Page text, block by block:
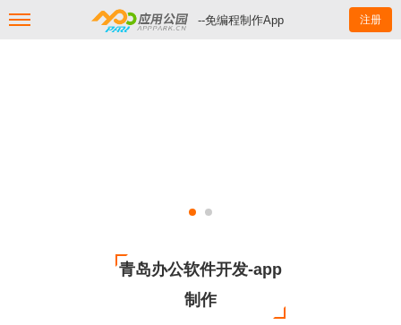
--免编程制作App 注册
青岛办公软件开发-app
制作